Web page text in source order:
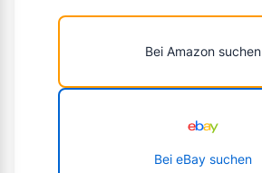
Bei Amazon suchen
Bei eBay suchen